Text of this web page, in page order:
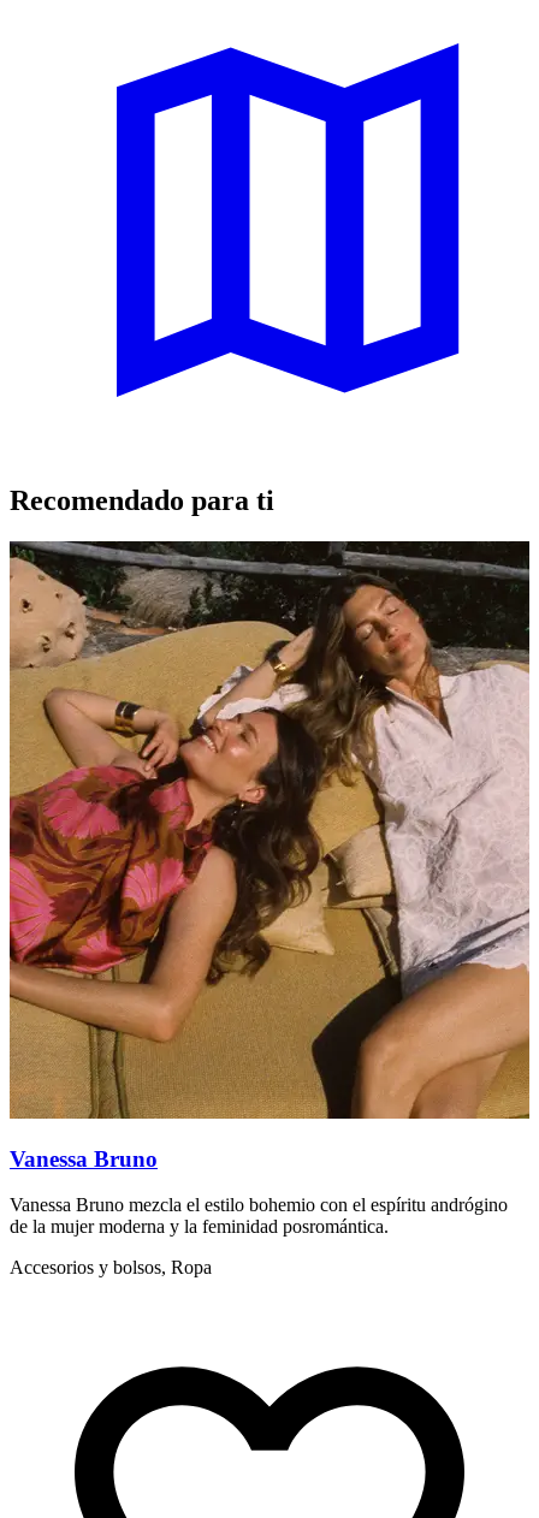
Recomendado para ti
Vanessa Bruno
Vanessa Bruno mezcla el estilo bohemio con el espíritu andrógino
de la mujer moderna y la feminidad posromántica.
Accesorios y bolsos, Ropa